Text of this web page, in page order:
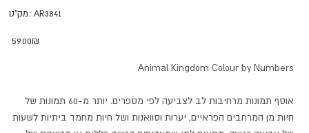
מק"ט: AR3841
AR3841
‏59.00 ‏₪
Animal Kingdom Colour by Numbers
אוסף תמונות מרחיבות לב לצביעה לפי מספרים. יותר מ-60 תמונות של
חיות מן המרחבים הפראיים, יערות וסוואנות ושל חיות מחמד ביתיות לשעות